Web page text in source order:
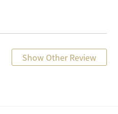
Show Other Review